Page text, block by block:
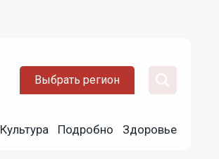
Выбрать регион
Культура Подробно Здоровье